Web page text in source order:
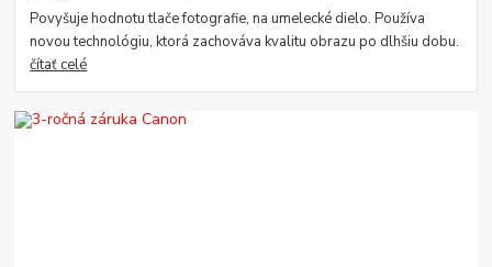
Povyšuje hodnotu tlače fotografie, na umelecké dielo. Používa
novou technológiu, ktorá zachováva kvalitu obrazu po dlhšiu dobu.
čítať celé